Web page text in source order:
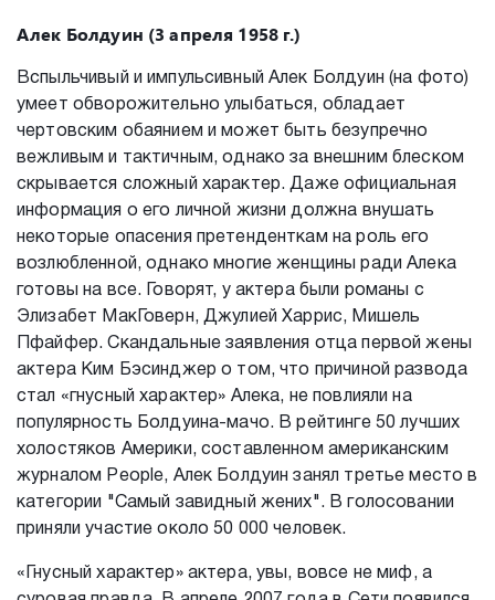
Алек Болдуин (3 апреля 1958 г.)
Вспыльчивый и импульсивный Алек Болдуин (на фото)
умеет обворожительно улыбаться, обладает
чертовским обаянием и может быть безупречно
вежливым и тактичным, однако за внешним блеском
скрывается сложный характер. Даже официальная
информация о его личной жизни должна внушать
некоторые опасения претенденткам на роль его
возлюбленной, однако многие женщины ради Алека
готовы на все. Говорят, у актера были романы с
Элизабет МакГоверн, Джулией Харрис, Мишель
Пфайфер. Скандальные заявления отца первой жены
актера Ким Бэсинджер о том, что причиной развода
стал «гнусный характер» Алека, не повлияли на
популярность Болдуина-мачо. В рейтинге 50 лучших
холостяков Америки, составленном американским
журналом People, Алек Болдуин занял третье место в
категории "Самый завидный жених". В голосовании
приняли участие около 50 000 человек.
«Гнусный характер» актера, увы, вовсе не миф, а